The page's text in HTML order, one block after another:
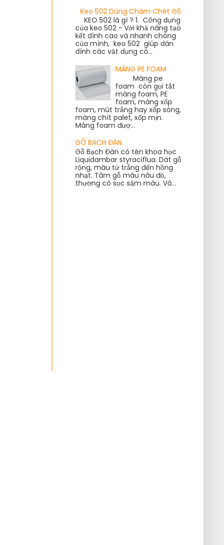
Keo 502 Dùng Chám Chét Gỗ
KEO 502 là gì ? 1. Công dụng
của keo 502 - Với khả năng tạo
kết dính cao và nhanh chóng
của mình, keo 502 giúp dán
dính các vật dụng có...
MÀNG PE FOAM
Màng pe
foam còn gọi tắt
màng foam, PE
foam, màng xốp
foam, mút trắng hay xốp sóng,
màng chít palet, xốp mịn.
Màng foam đượ...
GỖ BẠCH ĐÀN
Gỗ Bạch Đàn có tên khoa học
Liquidambar styraciflua. Dát gỗ
rộng, màu từ trắng đến hồng
nhạt. Tâm gỗ màu nâu đỏ,
thường có sọc sậm màu. Vâ...